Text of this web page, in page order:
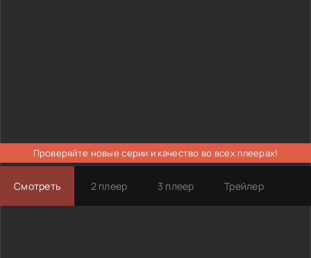
Проверяйте новые серии и качество во всех плеерах!
Смотреть 2 плеер 3 плеер Трейлер